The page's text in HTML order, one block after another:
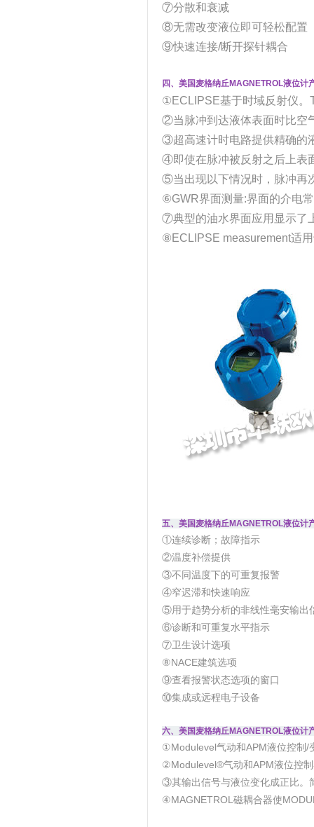
⑦分散和衰减
⑧无需改变液位即可轻松配置
⑨快速连接/断开探针耦合
四、美国麦格纳丘MAGNETROL液位计
①ECLIPSE基于时域反射仪。
②当脉冲到达液体表面时比空
③超高速计时电路提供精确的
④即使在脉冲被反射之后上表
⑤当出现以下情况时，脉冲再
⑥GWR界面测量:界面的介电
⑦典型的油水界面应用显示了
⑧ECLIPSE measurement适
五、美国麦格纳丘MAGNETROL液位计
①连续诊断；故障指示
②温度补偿提供
③不同温度下的可重复报警
④窄迟滞和快速响应
⑤用于趋势分析的非线性毫安输出
⑥诊断和可重复水平指示
⑦卫生设计选项
⑧NACE建筑选项
⑨查看报警状态选项的窗口
⑩集成或远程电子设备
六、美国麦格纳丘MAGNETROL液位计
①Modulevel气动和APM液位控制/
②Modulevel®气动和APM液位控
③其输出信号与液位变化成正比。
④MAGNETROL磁耦合器使